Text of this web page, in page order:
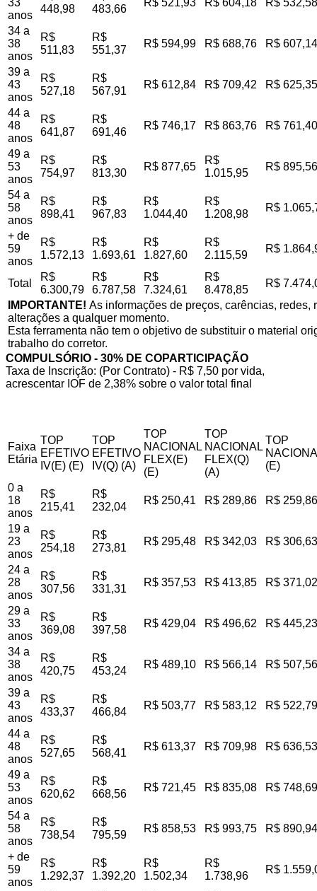
33
anos
448,98
483,66
R$ 521,93 R$ 604,18 R$ 532,58
34 a
38
anos
R$
511,83
R$
551,37
R$ 594,99 R$ 688,76 R$ 607,14
39 a
43
anos
R$
527,18
R$
567,91
R$ 612,84 R$ 709,42 R$ 625,35
44 a
48
anos
R$
641,87
R$
691,46
R$ 746,17 R$ 863,76 R$ 761,40
49 a
53
anos
R$
754,97
R$
813,30
R$ 877,65
R$
1.015,95
R$ 895,56
54 a
58
anos
R$
898,41
R$
967,83
R$
1.044,40
R$
1.208,98
R$
+ de
59
anos
R$
1.572,13
R$
1.693,61
R$
1.827,60
R$
2.115,59
R$
Total
R$
6.300,79
R$
6.787,58
R$
7.324,61
R$
8.478,85
R$
IMPORTANTE! As informações de preços, carências,
alterações a qualquer momento.
Esta ferramenta não tem o objetivo de substituir o material
trabalho do corretor.
COMPULSÓRIO - 30% DE COPARTICIPAÇÃO
Taxa de Inscrição: (Por Contrato) - R$ 7,50 por vida,
acrescentar IOF de 2,38% sobre o valor total final
Faixa
Etária
TOP
EFETIVO
IV(E) (E)
TOP
EFETIVO
IV(Q) (A)
TOP
NACIONAL
FLEX(E)
(E)
TOP
NACIONAL
FLEX(Q)
(A)
TOP
(E)
0 a
18
anos
R$
215,41
R$
232,04
R$ 250,41 R$ 289,86 R$ 259,86
19 a
23
anos
R$
254,18
R$
273,81
R$ 295,48 R$ 342,03 R$ 306,63
24 a
28
anos
R$
307,56
R$
331,31
R$ 357,53 R$ 413,85 R$ 371,02
29 a
33
anos
R$
369,08
R$
397,58
R$ 429,04 R$ 496,62 R$ 445,23
34 a
38
anos
R$
420,75
R$
453,24
R$ 489,10 R$ 566,14 R$ 507,56
39 a
43
anos
R$
433,37
R$
466,84
R$ 503,77 R$ 583,12 R$ 522,79
44 a
48
anos
R$
527,65
R$
568,41
R$ 613,37 R$ 709,98 R$ 636,53
49 a
53
anos
R$
620,62
R$
668,56
R$ 721,45 R$ 835,08 R$ 748,69
54 a
58
anos
R$
738,54
R$
795,59
R$ 858,53 R$ 993,75 R$ 890,94
+ de
59
anos
R$
1.292,37
R$
1.392,20
R$
1.502,34
R$
1.738,96
R$